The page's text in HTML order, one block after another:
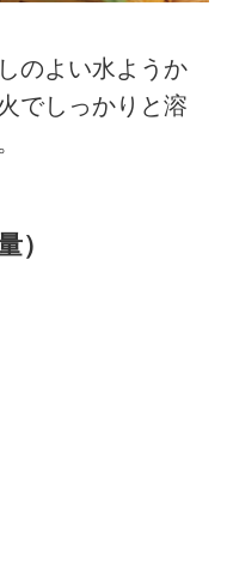
のよい水ようか
でしっかりと溶
）